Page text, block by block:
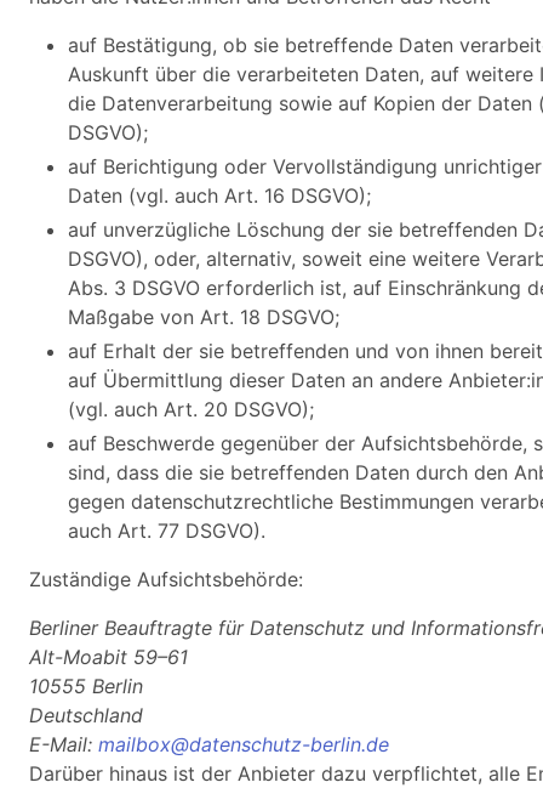
auf Bestätigung, ob sie betreffende Daten
Auskunft über die verarbeiteten Daten, auf weitere
die Datenverarbeitung sowie auf Kopien der Daten
DSGVO);
auf Berichtigung oder Vervollständigung
Daten (vgl. auch Art. 16 DSGVO);
auf unverzügliche Löschung der sie betreffenden
DSGVO), oder, alternativ, soweit eine weitere
Abs. 3 DSGVO erforderlich ist, auf Einschränkung
Maßgabe von Art. 18 DSGVO;
auf Erhalt der sie betreffenden und von ihnen
auf Übermittlung dieser Daten an andere
(vgl. auch Art. 20 DSGVO);
auf Beschwerde gegenüber der Aufsichtsbehörde,
sind, dass die sie betreffenden Daten durch den
gegen datenschutzrechtliche Bestimmungen
auch Art. 77 DSGVO).
Zuständige Aufsichtsbehörde:
Berliner Beauftragte für Datenschutz und
Alt-Moabit 59–61
10555 Berlin
Deutschland
E-Mail: mailbox@datenschutz-berlin.de
Darüber hinaus ist der Anbieter dazu verpflichtet, alle